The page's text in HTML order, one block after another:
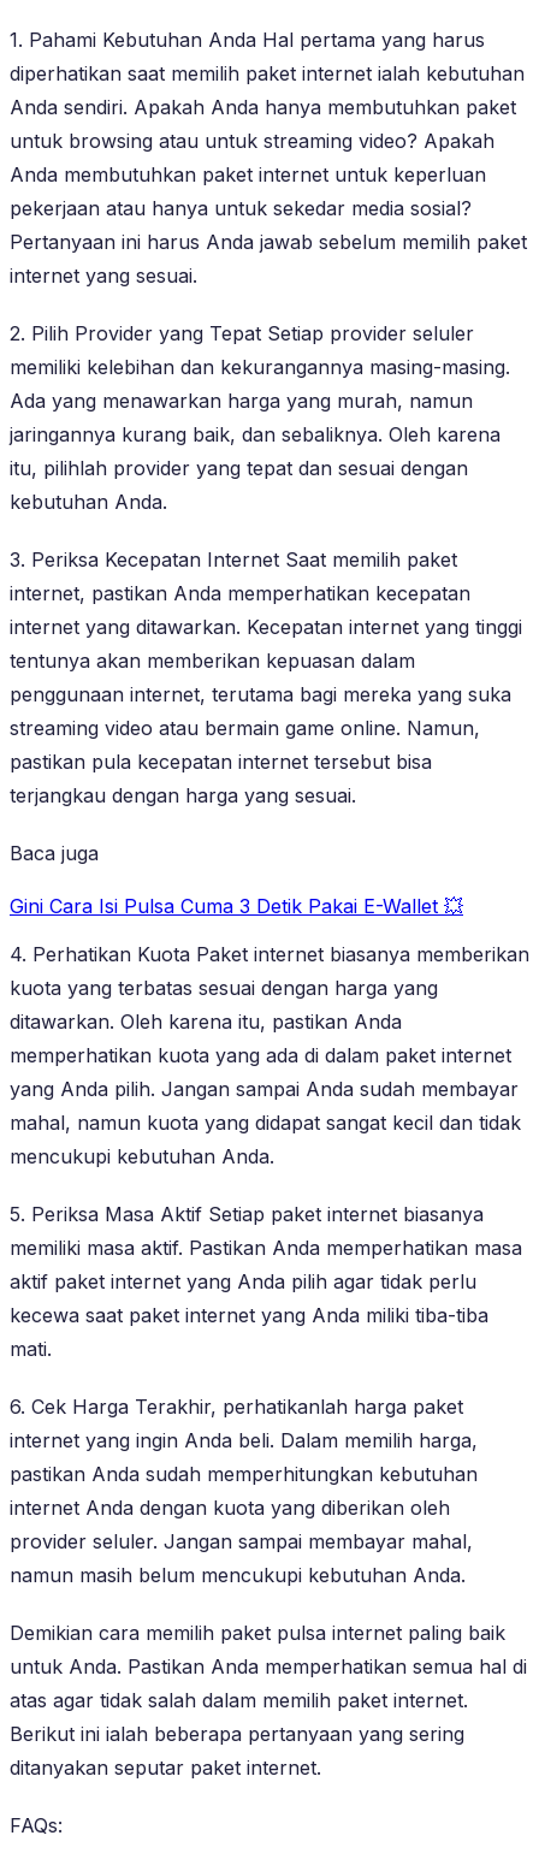
1. Pahami Kebutuhan Anda Hal pertama yang harus
diperhatikan saat memilih paket internet ialah kebutuhan
Anda sendiri. Apakah Anda hanya membutuhkan paket
untuk browsing atau untuk streaming video? Apakah
Anda membutuhkan paket internet untuk keperluan
pekerjaan atau hanya untuk sekedar media sosial?
Pertanyaan ini harus Anda jawab sebelum memilih paket
internet yang sesuai.
2. Pilih Provider yang Tepat Setiap provider seluler
memiliki kelebihan dan kekurangannya masing-masing.
Ada yang menawarkan harga yang murah, namun
jaringannya kurang baik, dan sebaliknya. Oleh karena
itu, pilihlah provider yang tepat dan sesuai dengan
kebutuhan Anda.
3. Periksa Kecepatan Internet Saat memilih paket
internet, pastikan Anda memperhatikan kecepatan
internet yang ditawarkan. Kecepatan internet yang tinggi
tentunya akan memberikan kepuasan dalam
penggunaan internet, terutama bagi mereka yang suka
streaming video atau bermain game online. Namun,
pastikan pula kecepatan internet tersebut bisa
terjangkau dengan harga yang sesuai.
Baca juga
Gini Cara Isi Pulsa Cuma 3 Detik Pakai E-Wallet 💥
4. Perhatikan Kuota Paket internet biasanya memberikan
kuota yang terbatas sesuai dengan harga yang
ditawarkan. Oleh karena itu, pastikan Anda
memperhatikan kuota yang ada di dalam paket internet
yang Anda pilih. Jangan sampai Anda sudah membayar
mahal, namun kuota yang didapat sangat kecil dan tidak
mencukupi kebutuhan Anda.
5. Periksa Masa Aktif Setiap paket internet biasanya
memiliki masa aktif. Pastikan Anda memperhatikan masa
aktif paket internet yang Anda pilih agar tidak perlu
kecewa saat paket internet yang Anda miliki tiba-tiba
mati.
6. Cek Harga Terakhir, perhatikanlah harga paket
internet yang ingin Anda beli. Dalam memilih harga,
pastikan Anda sudah memperhitungkan kebutuhan
internet Anda dengan kuota yang diberikan oleh
provider seluler. Jangan sampai membayar mahal,
namun masih belum mencukupi kebutuhan Anda.
Demikian cara memilih paket pulsa internet paling baik
untuk Anda. Pastikan Anda memperhatikan semua hal di
atas agar tidak salah dalam memilih paket internet.
Berikut ini ialah beberapa pertanyaan yang sering
ditanyakan seputar paket internet.
FAQs: